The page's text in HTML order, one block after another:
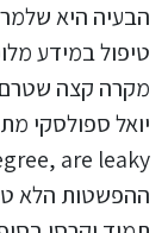
הבעיה היא
טיפול במידע
מקרה קצה שטרם
ההפשטות הלא